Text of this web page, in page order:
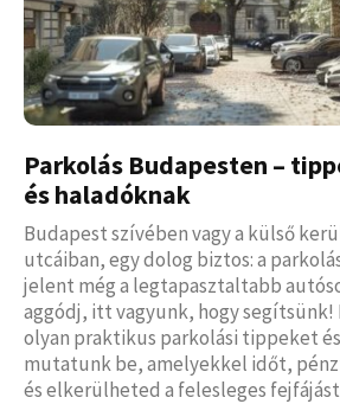
Parkolás Budapesten –
és haladóknak
Budapest szívében vagy a külső
utcáiban, egy dolog biztos: a
jelent még a legtapasztaltabb
aggódj, itt vagyunk, hogy segítsünk!
olyan praktikus parkolási tippeket
mutatunk be, amelyekkel időt,
és elkerülheted a felesleges